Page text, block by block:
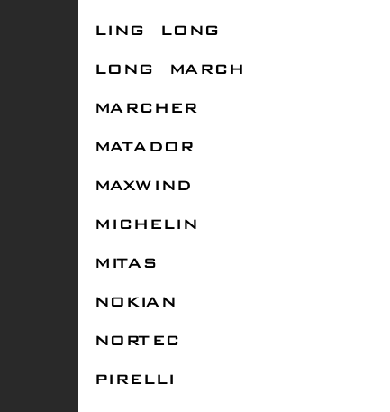
LING LONG
LONG MARCH
MARCHER
MATADOR
MAXWIND
MICHELIN
MITAS
NOKIAN
NORTEC
PIRELLI